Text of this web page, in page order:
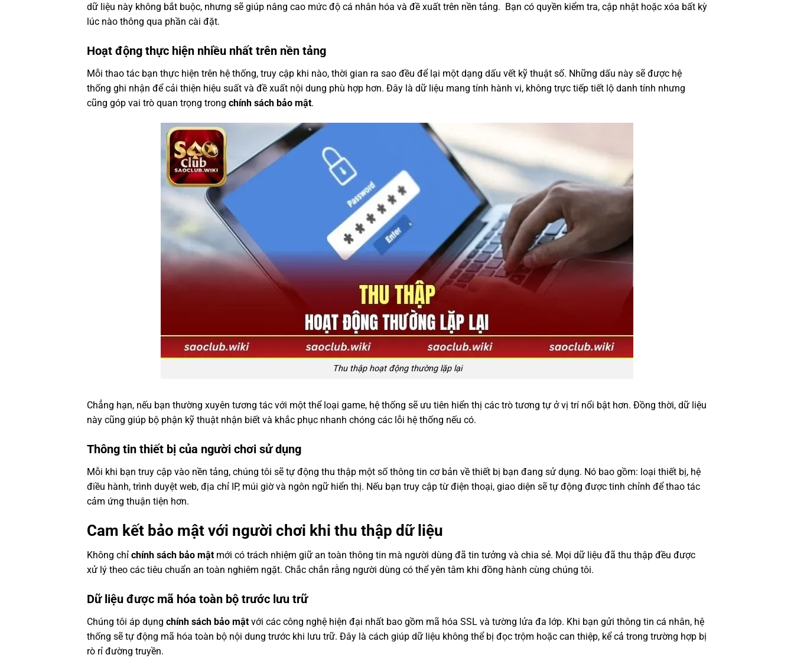
dữ liệu này không bắt buộc, nhưng sẽ giúp nâng cao mức độ cá nhân hóa và đề xuất trên nền tảng. Bạn có quyền kiểm tra, cập nhật hoặc xóa bất kỳ
lúc nào thông qua phần cài đặt.
Hoạt động thực hiện nhiều nhất trên nền tảng
Mỗi thao tác bạn thực hiện trên hệ thống, truy cập khi nào, thời gian ra sao đều để lại một dạng dấu vết kỹ thuật số. Những dấu này sẽ được hệ
thống ghi nhận để cải thiện hiệu suất và đề xuất nội dung phù hợp hơn. Đây là dữ liệu mang tính hành vi, không trực tiếp tiết lộ danh tính nhưng
cũng góp vai trò quan trọng trong chính sách bảo mật.
Thu thập hoạt động thường lặp lại
Chẳng hạn, nếu bạn thường xuyên tương tác với một thể loại game, hệ thống sẽ ưu tiên hiển thị các trò tương tự ở vị trí nổi bật hơn. Đồng thời, dữ liệu
này cũng giúp bộ phận kỹ thuật nhận biết và khắc phục nhanh chóng các lỗi hệ thống nếu có.
Thông tin thiết bị của người chơi sử dụng
Mỗi khi bạn truy cập vào nền tảng, chúng tôi sẽ tự động thu thập một số thông tin cơ bản về thiết bị bạn đang sử dụng. Nó bao gồm: loại thiết bị, hệ
điều hành, trình duyệt web, địa chỉ IP, múi giờ và ngôn ngữ hiển thị. Nếu bạn truy cập từ điện thoại, giao diện sẽ tự động được tinh chỉnh để thao tác
cảm ứng thuận tiện hơn.
Cam kết bảo mật với người chơi khi thu thập dữ liệu
Không chỉ chính sách bảo mật mới có trách nhiệm giữ an toàn thông tin mà người dùng đã tin tưởng và chia sẻ. Mọi dữ liệu đã thu thập đều được
xử lý theo các tiêu chuẩn an toàn nghiêm ngặt. Chắc chắn rằng người dùng có thể yên tâm khi đồng hành cùng chúng tôi.
Dữ liệu được mã hóa toàn bộ trước lưu trữ
Chúng tôi áp dụng chính sách bảo mật với các công nghệ hiện đại nhất bao gồm mã hóa SSL và tường lửa đa lớp. Khi bạn gửi thông tin cá nhân, hệ
thống sẽ tự động mã hóa toàn bộ nội dung trước khi lưu trữ. Đây là cách giúp dữ liệu không thể bị đọc trộm hoặc can thiệp, kể cả trong trường hợp bị
rò rỉ đường truyền.